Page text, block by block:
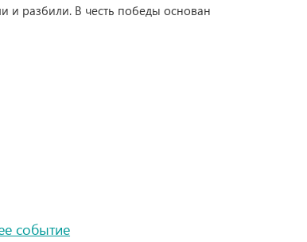
и разбили. В честь победы основан
событие